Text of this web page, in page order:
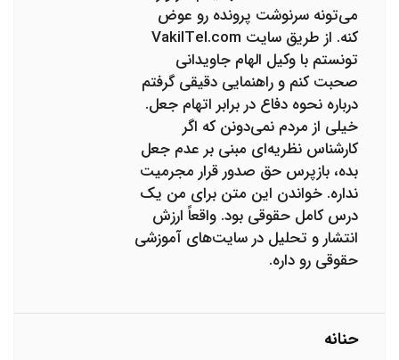
می‌تونه سرنوشت پرونده رو عوض
کنه. از طریق سایت VakilTel.com
تونستم با وکیل الهام جاویدانی
صحبت کنم و راهنمایی دقیقی گرفتم
درباره نحوه دفاع در برابر اتهام جعل.
خیلی از مردم نمی‌دونن که اگر
کارشناس نظریه‌ای مبنی بر عدم جعل
بده، بازپرس حق صدور قرار مجرمیت
نداره. خواندن این متن برای من یک
درس کامل حقوقی بود. واقعاً ارزش
انتشار و تحلیل در سایت‌های آموزشی
حقوقی رو داره.
حنانه